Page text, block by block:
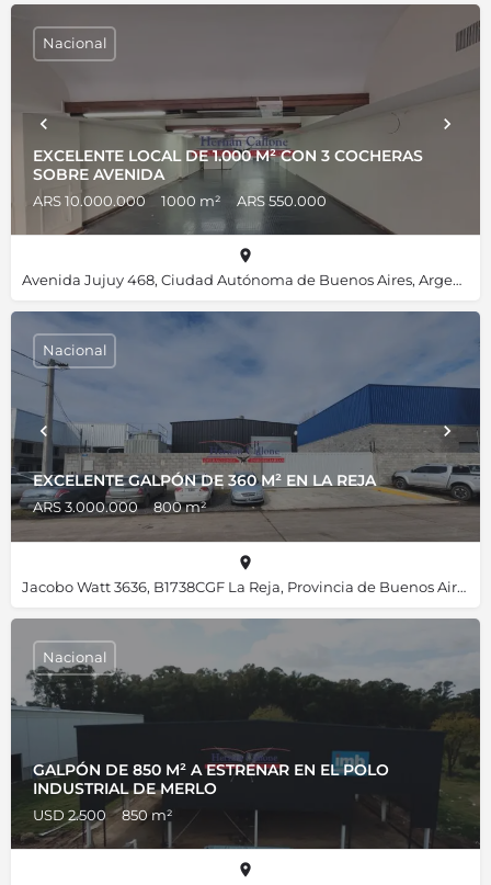
EXCELENTE LOCAL DE 1.000 M² CON 3 COCHERAS
SOBRE AVENIDA
ARS 10.000.000 1000 m² ARS 550.000
Nacional
Avenida Jujuy 468, Ciudad Autónoma de Buenos Aires, Argentina, -34.61538, -58.40451
EXCELENTE GALPÓN DE 360 M² EN LA REJA
ARS 3.000.000 800 m²
Nacional
Jacobo Watt 3636, B1738CGF La Reja, Provincia de Buenos Aires, Argentina, -34.61840, -58.82158
GALPÓN DE 850 M² A ESTRENAR EN EL POLO
INDUSTRIAL DE MERLO
USD 2.500 850 m²
Nacional